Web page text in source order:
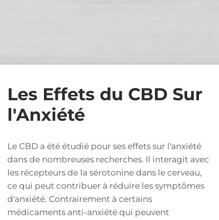
Les Effets du CBD Sur
l'Anxiété
Le CBD a été étudié pour ses effets sur l'anxiété
dans de nombreuses recherches. Il interagit avec
les récepteurs de la sérotonine dans le cerveau,
ce qui peut contribuer à réduire les symptômes
d'anxiété. Contrairement à certains
médicaments anti-anxiété qui peuvent